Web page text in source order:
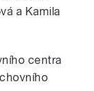
a Kamila
centra